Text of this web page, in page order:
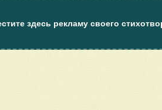
здесь рекламу своего